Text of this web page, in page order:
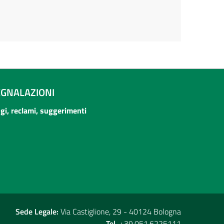
reclami, suggerimenti
Sede Legale: Via Castiglione, 29 - 40124 Bologna